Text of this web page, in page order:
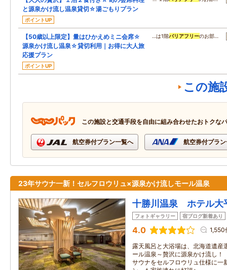
と源泉かけ流し温泉貸切☆湯ごもりプラン
ポイントUP
【50歳以上限定】量はひかえめミニ会席☆
源泉かけ流し温泉☆貸切利用｜お得に大人旅
応援プラン
ポイントUP
…は1階バリアフリーのお部…
この施
この施設と交通手段を自由に組み合わせたおトクな
航空券付プラン一覧へ 航空券付プラ
23年サウナ一新！セルフロウリュ×源泉かけ流しモール温泉
十勝川温泉 ホテル大
フォトギャラリー 宿ブログ新着あり
4.0 1,550
露天風呂と大浴場は、北海道遺産
ール温泉～贅沢に源泉かけ流し
サウナをセルフロウリュ仕様に一